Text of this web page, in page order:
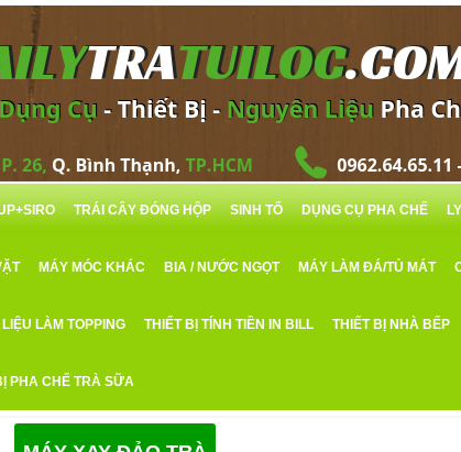
TRÁI CÂY ĐÓNG HỘP SINH TỐ DỤNG CỤ PHA CHẾ
MÁY MÓC KHÁC BIA / NƯỚC NGỌT MÁY LÀM ĐÁ/TỦ MÁT
LÀM TOPPING THIẾT BỊ TÍNH TIỀN IN BILL THIẾT BỊ NHÀ BẾP
PHA CHẾ TRÀ SỮA